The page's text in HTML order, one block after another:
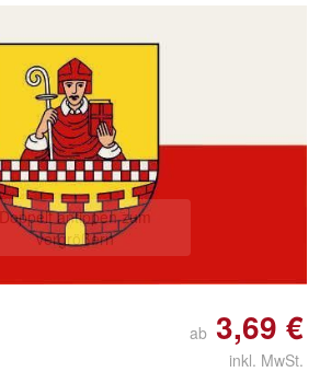
Doppelt antippen zum
vergrößern
ab 3,69 €
inkl. MwSt.